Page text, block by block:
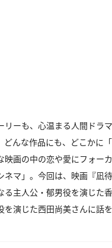
リーも、心温まる人間ドラ
どんな作品にも、どこかに
映画の中の恋や愛にフォー
ネマ」。今回は、映画『凪
る主人公・郁男役を演じた
を演じた西田尚美さんに話を